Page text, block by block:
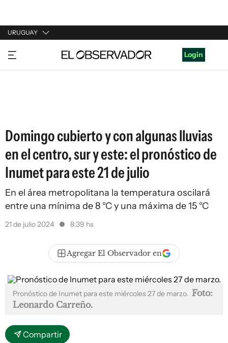
URUGUAY
URUGUAY
ARGENTINA
Login
Domingo cubierto y con algunas lluvias
en el centro, sur y este: el pronóstico de
Inumet para este 21 de julio
En el área metropolitana la temperatura oscilará
entre una mínima de 8 °C y una máxima de 15 °C
21 de julio 2024 8:39 hs
Agregar El Observador en
Pronóstico de Inumet para este miércoles 27 de marzo. Foto:
Leonardo Carreño.
Compartir